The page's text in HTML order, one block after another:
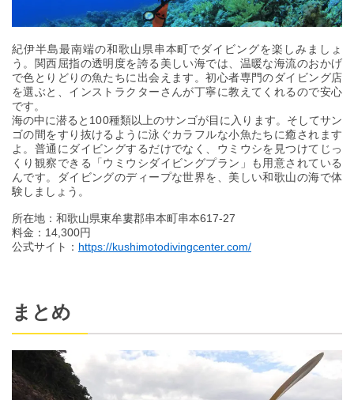
紀伊半島最南端の和歌山県串本町でダイビングを楽しみましょ
う。関西屈指の透明度を誇る美しい海では、温暖な海流のおかげ
で色とりどりの魚たちに出会えます。初心者専門のダイビング店
を選ぶと、インストラクターさんが丁寧に教えてくれるので安心
です。
海の中に潜ると100種類以上のサンゴが目に入ります。そしてサン
ゴの間をすり抜けるように泳ぐカラフルな小魚たちに癒されます
よ。普通にダイビングするだけでなく、ウミウシを見つけてじっ
くり観察できる「ウミウシダイビングプラン」も用意されている
んです。ダイビングのディープな世界を、美しい和歌山の海で体
験しましょう。
所在地：和歌山県東牟婁郡串本町串本617-27
料金：14,300円
公式サイト： https://kushimotodivingcenter.com/
まとめ